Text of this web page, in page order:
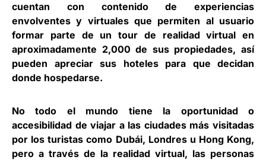
cuentan con contenido de experiencias
envolventes y virtuales que permiten al usuario
formar parte de un tour de realidad virtual en
aproximadamente 2,000 de sus propiedades, así
pueden apreciar sus hoteles para que decidan
donde hospedarse.
No todo el mundo tiene la oportunidad o
accesibilidad de viajar a las ciudades más visitadas
por los turistas como Dubái, Londres u Hong Kong,
pero a través de la realidad virtual, las personas